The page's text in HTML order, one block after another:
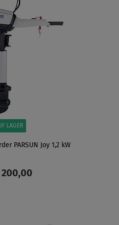
LAGER
PARSUN Joy 1,2 kW
200,00